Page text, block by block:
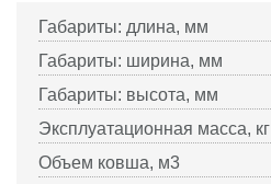
Габариты: длина, мм
Габариты: ширина, мм
Габариты: высота, мм
Эксплуатационная масса, кг
Объем ковша, м3